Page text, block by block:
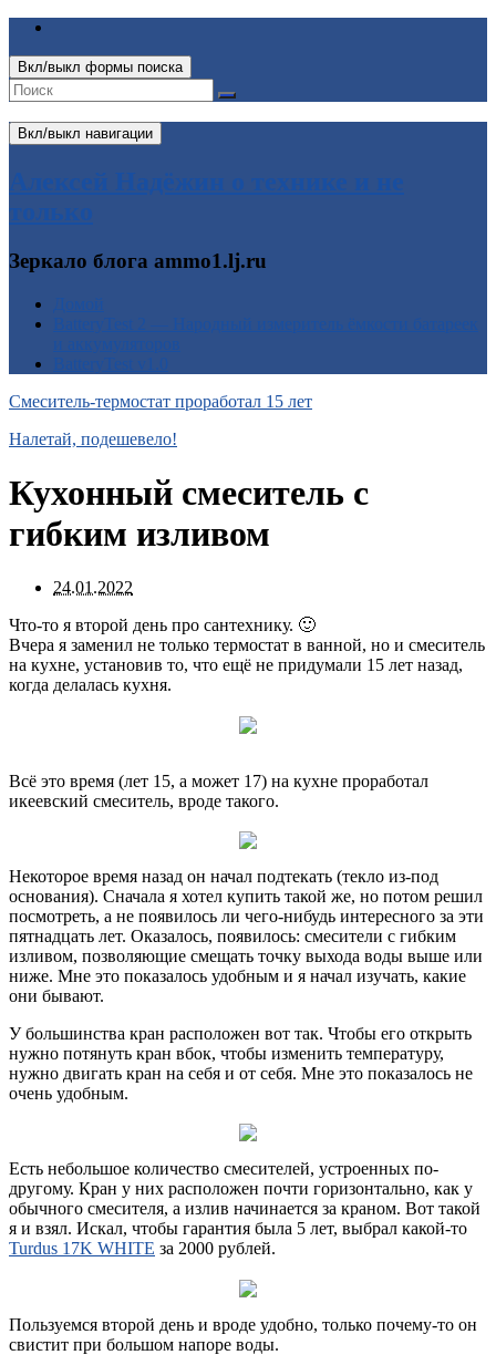
Вкл/выкл формы поиска
Вкл/выкл навигации
Алексей Надёжин о технике и не
только
Зеркало блога ammo1.lj.ru
Смеситель-термостат проработал 15 лет
Налетай, подешевело!
Кухонный смеситель с
гибким изливом
24.01.2022
Что-то я второй день про сантехнику. 🙂
Вчера я заменил не только термостат в ванной, но и смеситель
на кухне, установив то, что ещё не придумали 15 лет назад,
когда делалась кухня.
Всё это время (лет 15, а может 17) на кухне проработал
икеевский смеситель, вроде такого.
Некоторое время назад он начал подтекать (текло из-под
основания). Сначала я хотел купить такой же, но потом решил
посмотреть, а не появилось ли чего-нибудь интересного за эти
пятнадцать лет. Оказалось, появилось: смесители с гибким
изливом, позволяющие смещать точку выхода воды выше или
ниже. Мне это показалось удобным и я начал изучать, какие
они бывают.
У большинства кран расположен вот так. Чтобы его открыть
нужно потянуть кран вбок, чтобы изменить температуру,
нужно двигать кран на себя и от себя. Мне это показалось не
очень удобным.
Есть небольшое количество смесителей, устроенных по-
другому. Кран у них расположен почти горизонтально, как у
обычного смесителя, а излив начинается за краном. Вот такой
я и взял. Искал, чтобы гарантия была 5 лет, выбрал какой-то
Turdus 17K WHITE за 2000 рублей.
Пользуемся второй день и вроде удобно, только почему-то он
свистит при большом напоре воды.